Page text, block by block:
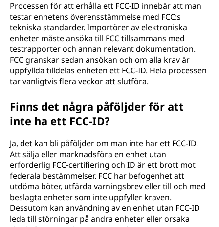
Processen för att erhålla ett FCC-ID innebär att man
testar enhetens överensstämmelse med FCC:s
tekniska standarder. Importörer av elektroniska
enheter måste ansöka till FCC tillsammans med
testrapporter och annan relevant dokumentation.
FCC granskar sedan ansökan och om alla krav är
uppfyllda tilldelas enheten ett FCC-ID. Hela processen
tar vanligtvis flera veckor att slutföra.
Finns det några påföljder för att
inte ha ett FCC-ID?
Ja, det kan bli påföljder om man inte har ett FCC-ID.
Att sälja eller marknadsföra en enhet utan
erforderlig FCC-certifiering och ID är ett brott mot
federala bestämmelser. FCC har befogenhet att
utdöma böter, utfärda varningsbrev eller till och med
beslagta enheter som inte uppfyller kraven.
Dessutom kan användning av en enhet utan FCC-ID
leda till störningar på andra enheter eller orsaka